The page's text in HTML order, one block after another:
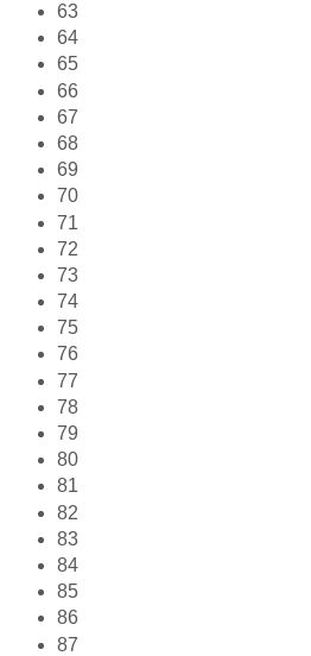
63
64
65
66
67
68
69
70
71
72
73
74
75
76
77
78
79
80
81
82
83
84
85
86
87